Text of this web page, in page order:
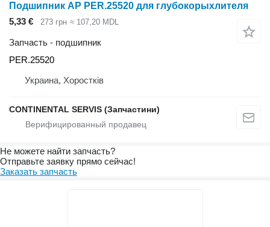
Подшипник AP PER.25520 для глубокорыхлителя
5,33 €
273 грн ≈ 107,20 MDL
Запчасть - подшипник
PER.25520
Украина, Хоростків
CONTINENTAL SERVIS (Запчастини)
Не можете найти запчасть?
Отправьте заявку прямо сейчас!
Заказать запчасть